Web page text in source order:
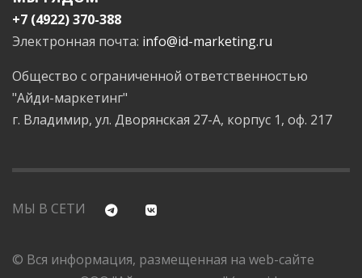
+7 (4922) 370-388
Электронная почта: info@id-marketing.ru
Общество с ограниченной ответственностью
"Айди-маркетинг"
г. Владимир, ул. Дворянская 27-А, корпус 1, оф. 217
МЫ В СЕТИ
© Вся информация, размещенная на web-сайте